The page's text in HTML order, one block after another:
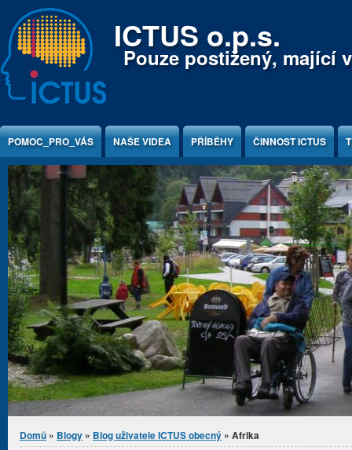
Jump to Content ICTUS o.p.s.
Pouze postižený, mající
POMOC_PRO_VÁS NAŠE VIDEA PŘÍBĚHY ČINNOST ICTUS
Jste zde
Domů » Blogy » Blog uživatele ICTUS obecný » Afrika